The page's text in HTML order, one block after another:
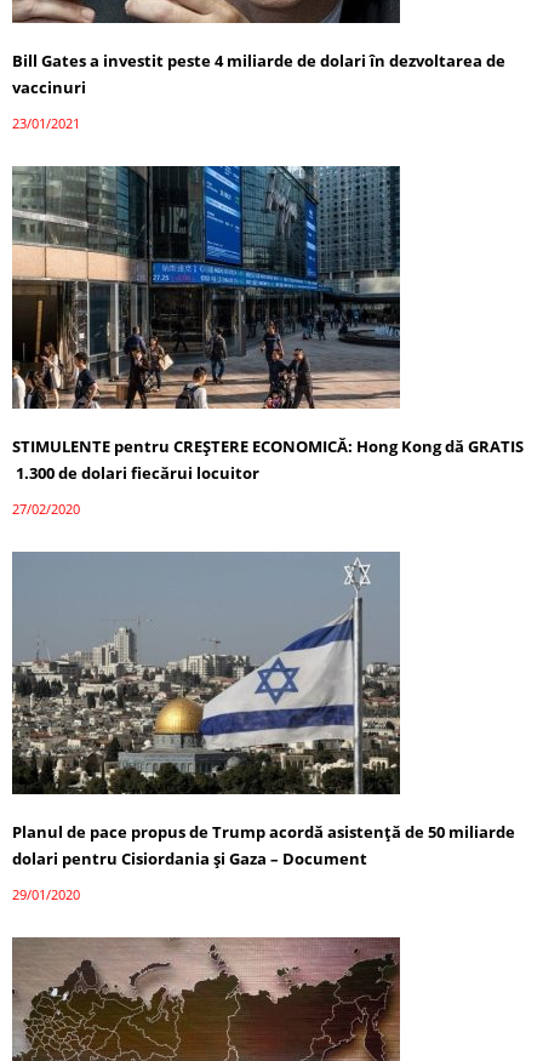
Bill Gates a investit peste 4 miliarde de dolari în dezvoltarea de
vaccinuri
23/01/2021
STIMULENTE pentru CREȘTERE ECONOMICĂ: Hong Kong dă GRATIS
1.300 de dolari fiecărui locuitor
27/02/2020
Planul de pace propus de Trump acordă asistență de 50 miliarde
dolari pentru Cisiordania și Gaza – Document
29/01/2020